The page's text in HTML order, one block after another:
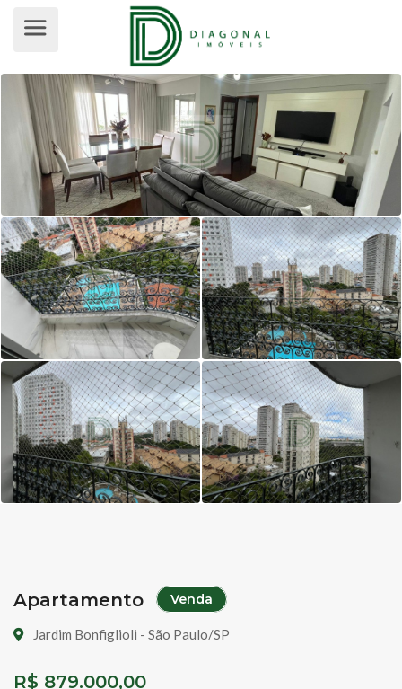
APARTAMENTO PARA VENDA,
Apartamento Venda
Jardim Bonfiglioli - São Paulo/SP
R$ 879.000,00